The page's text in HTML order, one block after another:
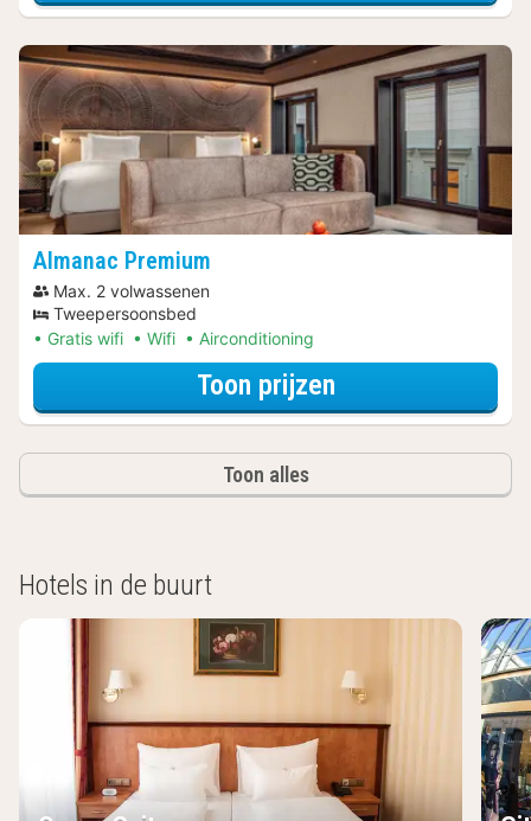
Almanac Premium
Max. 2 volwassenen
Tweepersoonsbed
Gratis wifi
Wifi Airconditioning
Toon prijzenvoor Ontdek de
Toon alles
Hotels in de buurt